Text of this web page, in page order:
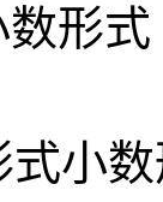
数形式
式小